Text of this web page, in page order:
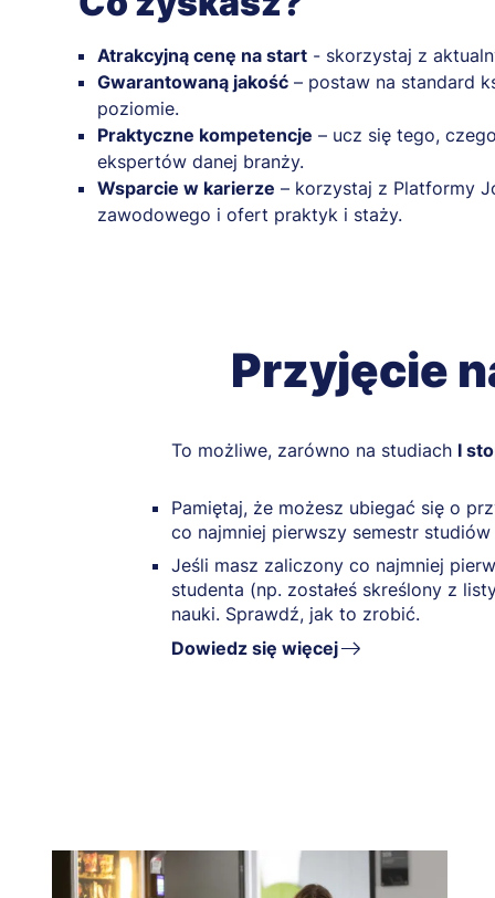
Atrakcyjną cenę na start - skorzystaj z
Gwarantowaną jakość – postaw na standard
poziomie.
Praktyczne kompetencje – ucz się tego,
ekspertów danej branży.
Wsparcie w karierze – korzystaj z Platformy
zawodowego i ofert praktyk i staży.
Przyjęcie
To możliwe, zarówno na studiach I
Pamiętaj, że możesz ubiegać się o
co najmniej pierwszy semestr
Jeśli masz zaliczony co najmniej
studenta (np. zostałeś skreślony z
nauki. Sprawdź, jak to zrobić.
Dowiedz się więcej